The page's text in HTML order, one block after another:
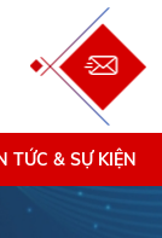
TỨC & SỰ KIỆN